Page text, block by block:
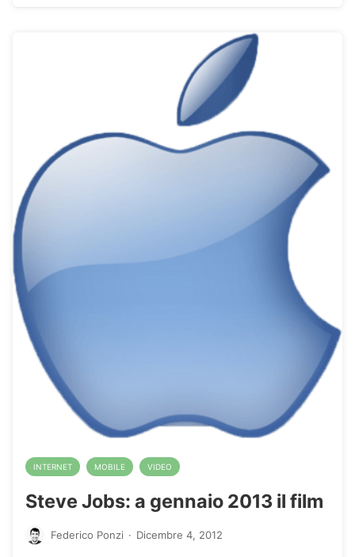
INTERNET MOBILE VIDEO
Steve Jobs: a gennaio 2013 il film
Federico Ponzi · Dicembre 4, 2012